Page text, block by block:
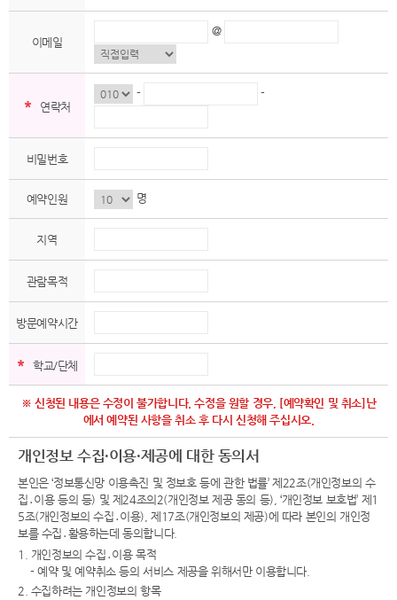
이메일
@
* 연락처
- -
비밀번호
예약인원 명
지역
관람목적
방문예약시간
* 학교/단체
※ 신청된 내용은 수정이 불가합니다. 수정을 원할 경우, [예약확인 및 취소]난
에서 예약된 사항을 취소 후 다시 신청해 주십시오.
개인정보 수집·이용·제공에 대한 동의서
본인은 ‘정보통신망 이용촉진 및 정보호 등에 관한 법률’ 제22조(개인정보의 수
집․이용 등의 등) 및 제24조의2(개인정보 제공 동의 등), ‘개인정보 보호법’ 제1
5조(개인정보의 수집․이용), 제17조(개인정보의 제공)에 따라 본인의 개인정
보를 수집․활용하는데 동의합니다.
1. 개인정보의 수집․이용 목적
- 예약 및 예약취소 등의 서비스 제공을 위해서만 이용합니다.
2. 수집하려는 개인정보의 항목